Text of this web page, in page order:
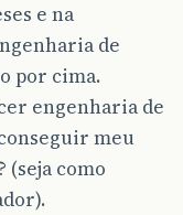
e na
de
por cima.
engenharia de
meu
como